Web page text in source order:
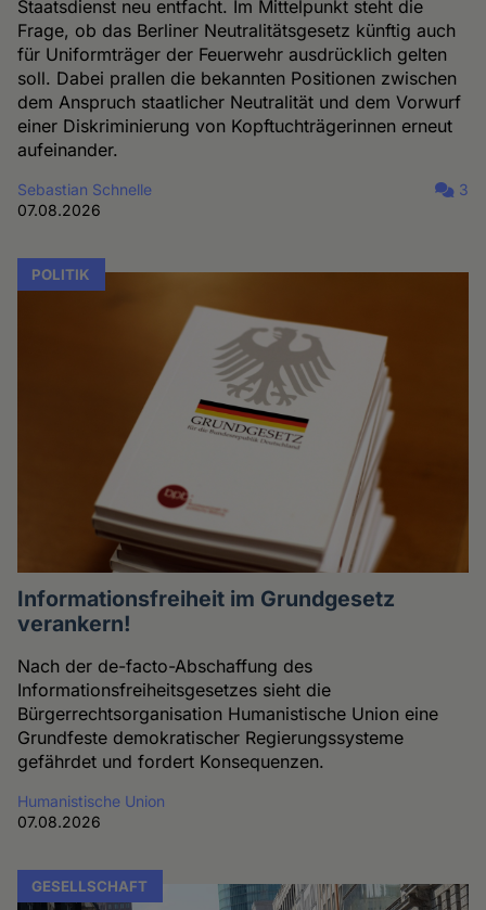
Staatsdienst neu entfacht. Im Mittelpunkt steht die
Frage, ob das Berliner Neutralitätsgesetz künftig auch
für Uniformträger der Feuerwehr ausdrücklich gelten
soll. Dabei prallen die bekannten Positionen zwischen
dem Anspruch staatlicher Neutralität und dem Vorwurf
einer Diskriminierung von Kopftuchträgerinnen erneut
aufeinander.
Sebastian Schnelle
07.08.2026
3
POLITIK
Informationsfreiheit im Grundgesetz
verankern!
Nach der de-facto-Abschaffung des
Informationsfreiheitsgesetzes sieht die
Bürgerrechtsorganisation Humanistische Union eine
Grundfeste demokratischer Regierungssysteme
gefährdet und fordert Konsequenzen.
Humanistische Union
07.08.2026
GESELLSCHAFT